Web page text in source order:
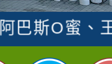
師榮獲社
巴斯O蜜、
市科展 國
年二班張O